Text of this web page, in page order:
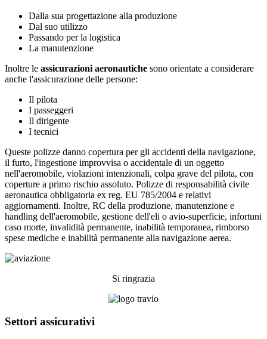
Dalla sua progettazione alla produzione
Dal suo utilizzo
Passando per la logistica
La manutenzione
Inoltre le assicurazioni aeronautiche sono orientate a considerare
anche l'assicurazione delle persone:
Il pilota
I passeggeri
Il dirigente
I tecnici
Queste polizze danno copertura per gli accidenti della navigazione,
il furto, l'ingestione improvvisa o accidentale di un oggetto
nell'aeromobile, violazioni intenzionali, colpa grave del pilota, con
coperture a primo rischio assoluto. Polizze di responsabilità civile
aeronautica obbligatoria ex reg. EU 785/2004 e relativi
aggiornamenti. Inoltre, RC della produzione, manutenzione e
handling dell'aeromobile, gestione dell'eli o avio-superficie, infortuni
caso morte, invalidità permanente, inabilità temporanea, rimborso
spese mediche e inabilità permanente alla navigazione aerea.
Si ringrazia
Settori assicurativi